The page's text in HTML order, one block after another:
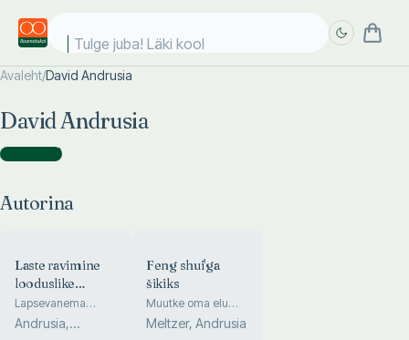
Tulge juba! Läki kooli
Avaleht/David Andrusia
David Andrusia
Autorina )
Autorina
Laste ravimine
looduslike
vahenditega
Lapsevanema
teejuht
ravimtaimede ning
Andrusia,
Feng shui'ga
šikiks
Muutke oma elu
julgelt ja stiilselt
Meltzer, Andrusia